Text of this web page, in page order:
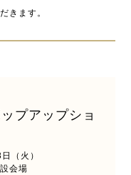
きます。
プアップショ
（火）
会場